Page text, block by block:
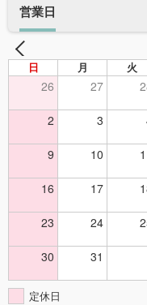
営業日
日 月 火
26 27
2 3
9 10
16 17
23 24
30 31
定休日